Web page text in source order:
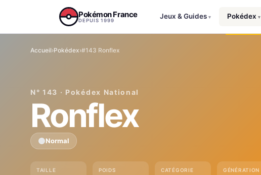
Pokémon France
DEPUIS 1999
Jeux & Guides ▾ Pokédex ▾
Accueil›Pokédex›#143 Ronflex
N° 143 · Pokédex National
Ronflex
Normal
TAILLE POIDS CATÉGORIE GÉNÉRATION